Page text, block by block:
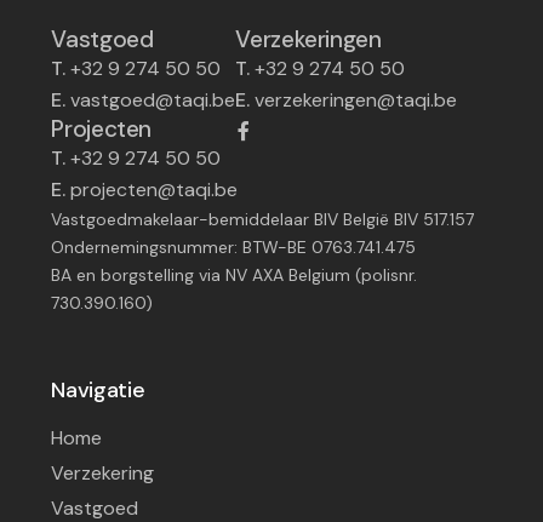
Vastgoed
T. +32 9 274 50 50
E. vastgoed@taqi.be
Verzekeringen
T. +32 9 274 50 50
E. verzekeringen@taqi.be
Projecten
T. +32 9 274 50 50
E. projecten@taqi.be
Vastgoedmakelaar-bemiddelaar BIV België BIV 517.157
Ondernemingsnummer: BTW-BE 0763.741.475
BA en borgstelling via NV AXA Belgium (polisnr.
730.390.160)
Navigatie
Home
Verzekering
Vastgoed